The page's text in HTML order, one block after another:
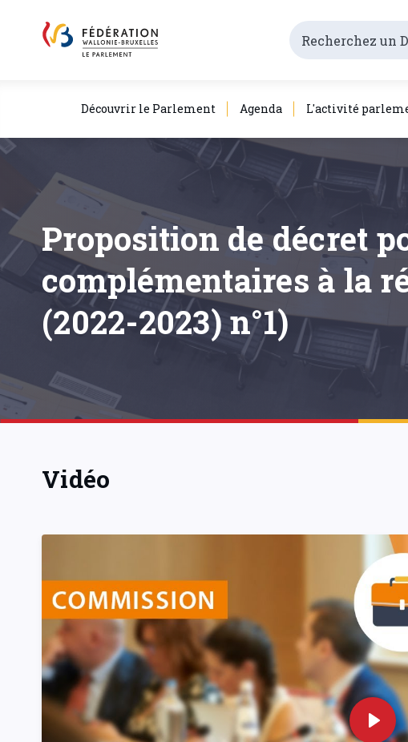
Découvrir le Parlement Agenda L'activité
Proposition de décret
complémentaires à la
(2022-2023) n°1)
Vidéo